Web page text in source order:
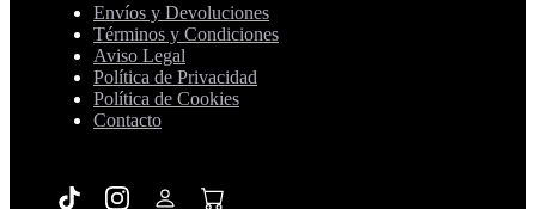
Envíos y Devoluciones
Términos y Condiciones
Aviso Legal
Política de Privacidad
Política de Cookies
Contacto